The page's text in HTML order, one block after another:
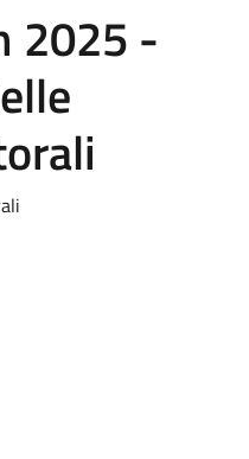
2025 -